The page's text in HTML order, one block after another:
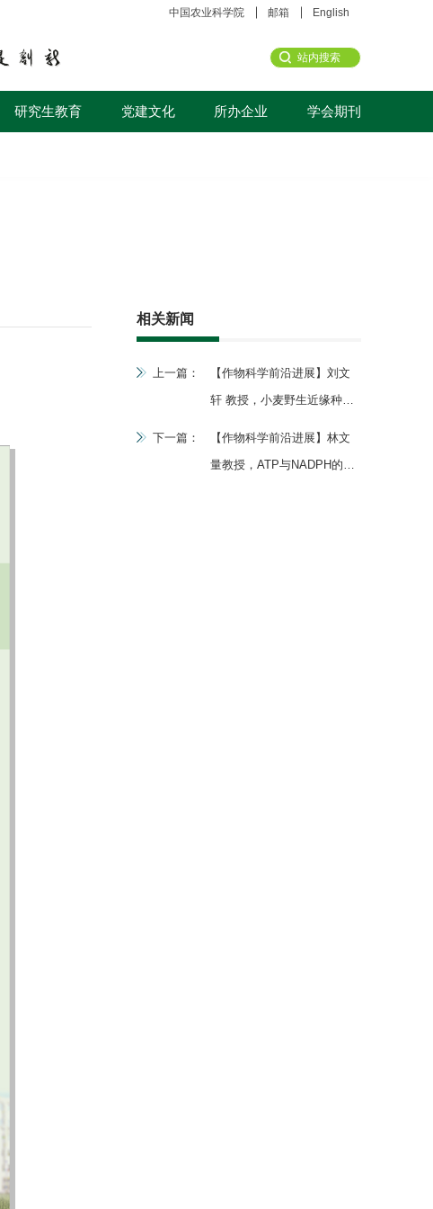
中国农业科学院 邮箱 English
研究生教育 党建文化 所办企业 学会期刊
相关新闻
上一篇：
【作物科学前沿进展】刘文
轩 教授，小麦野生近缘种属
下一篇：
【作物科学前沿进展】林文
量教授，ATP与NADPH的平